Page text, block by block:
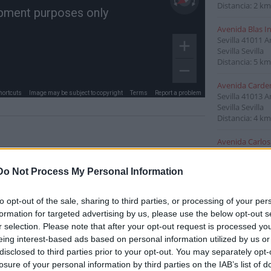
Not Process My Personal Information
opt-out of the sale, sharing to third parties, or processing of your
for targeted advertising by us, please use the below opt-out
selection. Please note that after your opt-out request is processed
interest-based ads based on personal information utilized by us
to third parties prior to your opt-out. You may separately
of your personal information by third parties on the IAB’s list of
purposes only
Image may be subject to copyright Terms Report a problem
Distancia: 2
Avenida Blas
Sevilla 41011
Sevilla Sevilla
Distancia: 5
Avenida
Sevilla 41013
Sevilla Sevilla
Distancia: 4
Avenida
Sevilla41092
Avenida Carlos
Sevilla
Distancia: 3
Avenida
Sevilla41009
Distancia: 1